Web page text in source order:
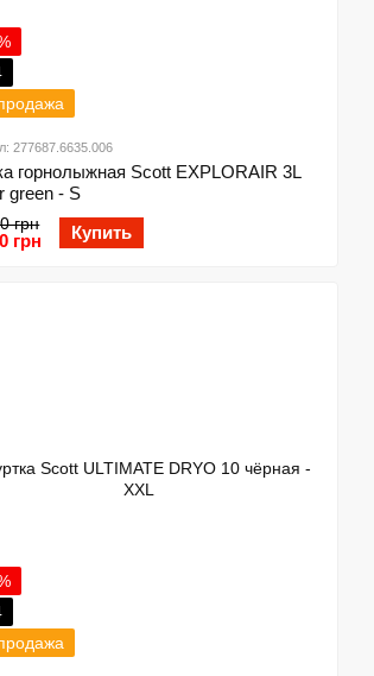
277687.6635.006
горнолыжная Scott EXPLORAIR 3L
green - S
грн
грн Купить